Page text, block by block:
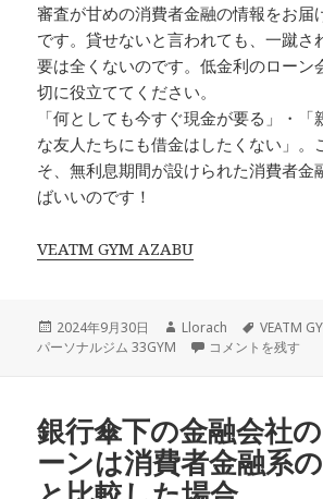
審査が甘めの消費者金融の情報をお届
です。貸せないと言われても、一蹴さ
要は全くないのです。低金利のローン
切に役立ててください。
「何としても今すぐ現金が要る」・
な友人たちにも借金はしたくない」。
そ、無利息期間が設けられた消費者金
ばいいのです！
VEATM GYM AZABU
投
稿
2024年9月30日
作
成
Llorach
タ
グ
VEATM
パーソナルジム 33GYM
多くの消費者金融
コメントを残す
銀行傘下の金融会社
ーンは消費者金融系